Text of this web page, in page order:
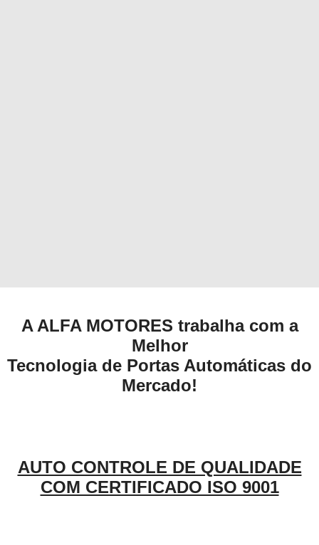
A ALFA MOTORES trabalha com a
Melhor
Tecnologia de Portas Automáticas do
Mercado!
AUTO CONTROLE DE QUALIDADE
COM CERTIFICADO ISO 9001